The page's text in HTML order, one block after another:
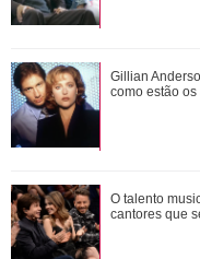
Gulnaz muda
Veja o resumo
Neymar Jr.,
passarão o
Gillian
como estão
O talento
cantores que